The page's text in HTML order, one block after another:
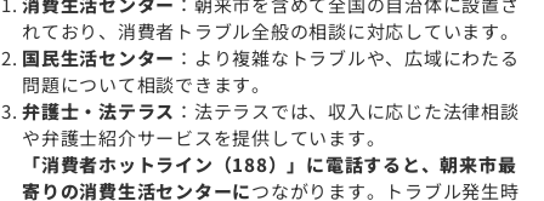
れており、消費者トラブル全般の相談に対応しています。
国民生活センター ：より複雑なトラブルや、広域にわたる
問題について相談できます。
弁護士・法テラス ：法テラスでは、収入に応じた法律相談
や弁護士紹介サービスを提供しています。
「消費者ホットライン（188）」に電話すると、朝来市最
寄りの消費生活センターにつながります。トラブル発生時